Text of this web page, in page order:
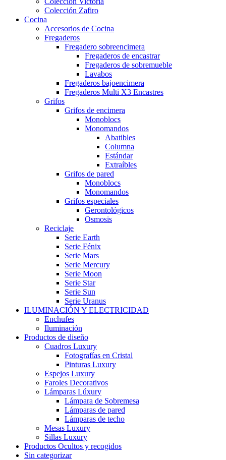
Colección Zafiro
Cocina
Accesorios de Cocina
Fregaderos
Fregadero sobreencimera
Fregaderos de encastrar
Fregaderos de sobremueble
Lavabos
Fregaderos bajoencimera
Fregaderos Multi X3 Encastres
Grifos
Grifos de encimera
Monoblocs
Monomandos
Abatibles
Columna
Estándar
Extraíbles
Grifos de pared
Monoblocs
Monomandos
Grifos especiales
Gerontológicos
Osmosis
Reciclaje
Serie Earth
Serie Fénix
Serie Mars
Serie Mercury
Serie Moon
Serie Star
Serie Sun
Serie Uranus
ILUMINACIÓN Y ELECTRICIDAD
Enchufes
Iluminación
Productos de diseño
Cuadros Luxury
Fotografías en Cristal
Pinturas Luxury
Espejos Luxury
Faroles Decorativos
Lámparas Lúxury
Lámpara de Sobremesa
Lámparas de pared
Lámparas de techo
Mesas Luxury
Sillas Luxury
Productos Ocultos y recogidos
Sin categorizar